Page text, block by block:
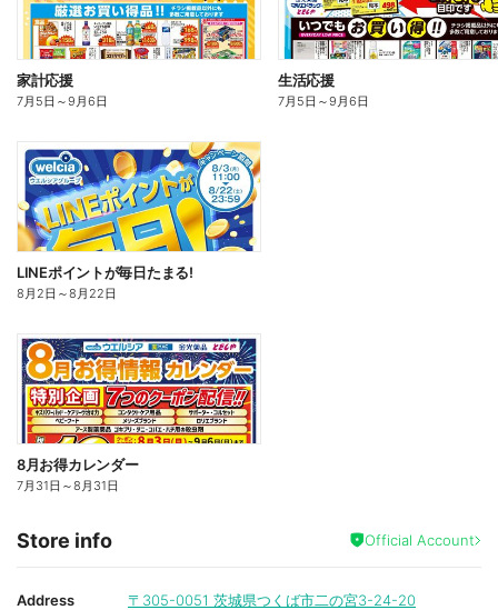
家計応援
7月5日 ～9月6日
生活応援
7月5日 ～9月6日
LINEポイントが毎日たまる!
8月2日 ～8月22日
8月お得カレンダー
7月31日 ～8月31日
Store info Official Account
Address 〒305-0051 茨城県つくば市二の宮3-24-20